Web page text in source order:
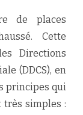
de places
Cette
Directions
(DDCS), en
principes qui
simples :